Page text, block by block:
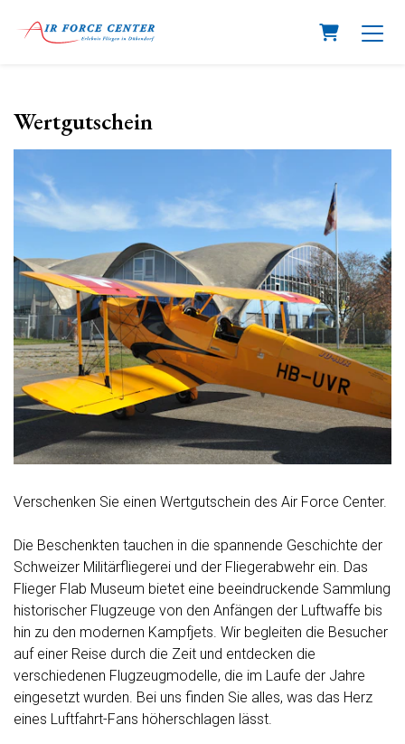
Warenkorb
Wertgutschein
Verschenken Sie einen Wertgutschein des Air Force Center.
Die Beschenkten tauchen in die spannende Geschichte der
Schweizer Militärfliegerei und der Fliegerabwehr ein. Das
Flieger Flab Museum bietet eine beeindruckende Sammlung
historischer Flugzeuge von den Anfängen der Luftwaffe bis
hin zu den modernen Kampfjets. Wir begleiten die Besucher
auf einer Reise durch die Zeit und entdecken die
verschiedenen Flugzeugmodelle, die im Laufe der Jahre
eingesetzt wurden. Bei uns finden Sie alles, was das Herz
eines Luftfahrt-Fans höherschlagen lässt.